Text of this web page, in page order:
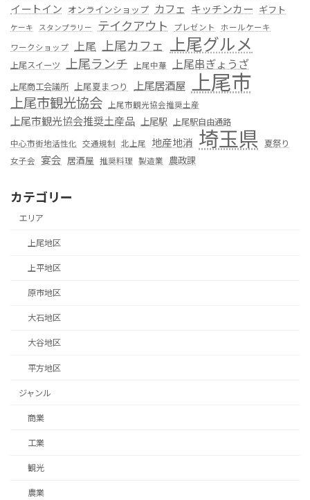
イートイン オンラインショップ カフェ キッチンカー ギフト
ケーキ スタンプラリー テイクアウト プレゼント
ホールケーキ
ワークショップ 上尾 上尾カフェ 上尾グルメ
上尾スイーツ 上尾ランチ 上尾中華 上尾串ぎょうざ
上尾商工会議所 上尾夏まつり 上尾居酒屋 上尾市
上尾市観光協会 上尾市観光協会推奨土産
上尾市観光協会推奨土産品 上尾駅 上尾駅自由通路
中心市街地活性化 交通規制 北上尾 地産地消 埼玉県 夏祭り
女子会 宴会 居酒屋 推奨料理 製造業 農政課
カテゴリー
エリア
上尾地区
上平地区
原市地区
大石地区
大谷地区
平方地区
ジャンル
商業
工業
観光
農業